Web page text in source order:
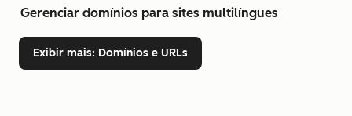
Gerenciar domínios para sites multilíngues
Exibir mais: Domínios e URLs